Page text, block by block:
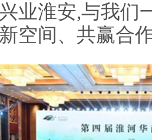
业淮安,与我们
空间、共赢合